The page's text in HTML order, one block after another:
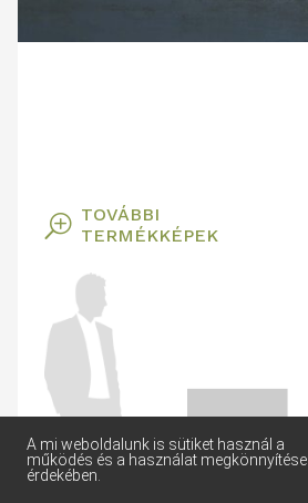
T TOVÁBBI
TERMÉKKÉPEK
A mi weboldalunk is sütiket használ a
működés és a használat megkönnyítése
érdekében.